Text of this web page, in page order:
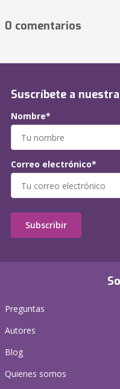
0 comentarios
Preguntas
Autores
Blog
Quienes somos
Suscríbete a
Nombre*
Correo electrónico*
Subscribir